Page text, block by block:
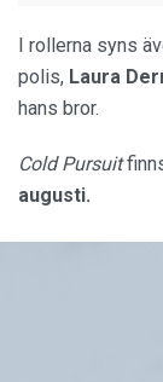
I rollerna syns
polis, Laura
hans bror.
Cold Pursuit
augusti.